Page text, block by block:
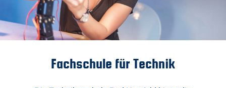
Fachschule für Technik